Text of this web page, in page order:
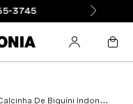
3745
De Biquíni Indonésia - Vermelho